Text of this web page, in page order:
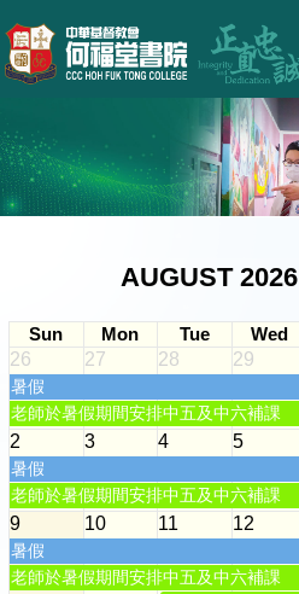
AUGUST 2026
Sun Mon Tue Wed
26
27 28 29
暑假
老師於暑假期間安排中五及中六補課
2 3 4 5
暑假
老師於暑假期間安排中五及中六補課
9 10 11 12
暑假
老師於暑假期間安排中五及中六補課